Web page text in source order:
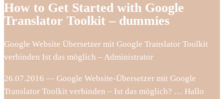
How to Get Started with Google
Translator Toolkit – dummies
Google Website Übersetzer mit Google Translator Toolkit
verbinden Ist das möglich – Administrator
26.07.2016 — Google Website-Übersetzer mit Google
Translator Toolkit verbinden – Ist das möglich? … Hallo